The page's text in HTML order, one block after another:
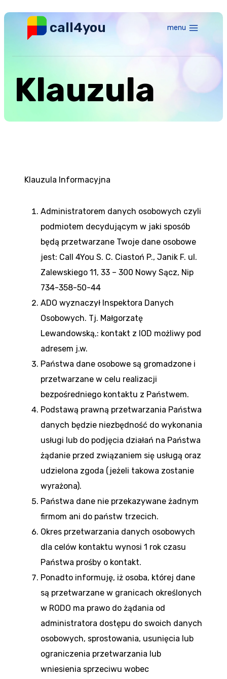
call4you menu
Klauzula
Klauzula Informacyjna
Administratorem danych osobowych czyli
podmiotem decydującym w jaki sposób
będą przetwarzane Twoje dane osobowe
jest: Call 4You S. C. Ciastoń P., Janik F. ul.
Zalewskiego 11, 33 – 300 Nowy Sącz, Nip
734-358-50-44
ADO wyznaczył Inspektora Danych
Osobowych. Tj. Małgorzatę
Lewandowską,: kontakt z IOD możliwy pod
adresem j.w.
Państwa dane osobowe są gromadzone i
przetwarzane w celu realizacji
bezpośredniego kontaktu z Państwem.
Podstawą prawną przetwarzania Państwa
danych będzie niezbędność do wykonania
usługi lub do podjęcia działań na Państwa
żądanie przed związaniem się usługą oraz
udzielona zgoda (jeżeli takowa zostanie
wyrażona).
Państwa dane nie przekazywane żadnym
firmom ani do państw trzecich.
Okres przetwarzania danych osobowych
dla celów kontaktu wynosi 1 rok czasu
Państwa prośby o kontakt.
Ponadto informuję, iż osoba, której dane
są przetwarzane w granicach określonych
w RODO ma prawo do żądania od
administratora dostępu do swoich danych
osobowych, sprostowania, usunięcia lub
ograniczenia przetwarzania lub
wniesienia sprzeciwu wobec